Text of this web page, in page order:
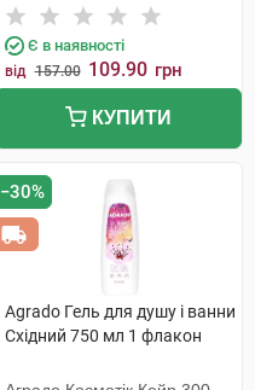
С.Л.У.
Є в наявності
від 157.00 109.90 грн
КУПИТИ
−30%
Agrado Гель для душу і ванни
Східний 750 мл 1 флакон